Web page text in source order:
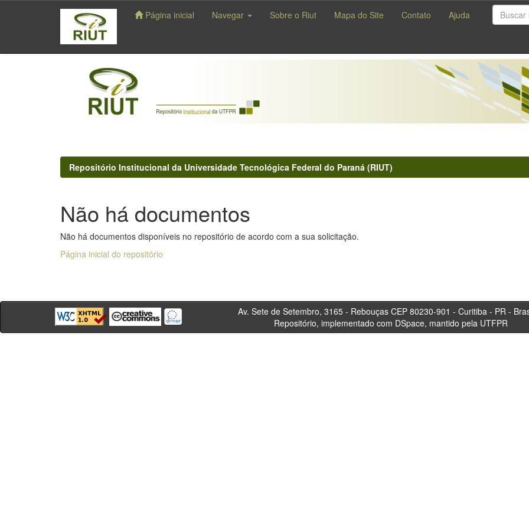
navigation
Página inicial Navegar Sobre o Riut Mapa do Site Contato Ajuda
Repositório Institucional da Universidade Tecnológica Federal do Paraná (RIUT)
Não há documentos
Não há documentos disponíveis no repositório de acordo com a sua solicitação.
Página inicial do repositório
Av. Sete de Setembro, 3165 - Rebouças CEP 80230-901 -
Repositório, implementado com DSpace, mantido pela UTFPR